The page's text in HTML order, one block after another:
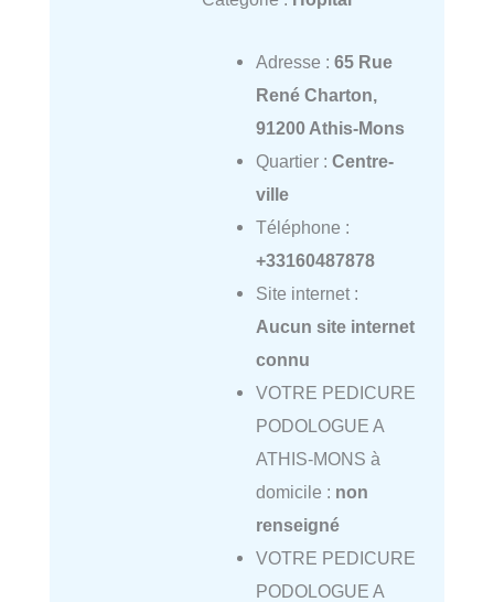
Adresse : 65 Rue
René Charton,
91200 Athis-Mons
Quartier : Centre-
ville
Téléphone :
+33160487878
Site internet :
Aucun site internet
connu
VOTRE PEDICURE
PODOLOGUE A
ATHIS-MONS à
domicile : non
renseigné
VOTRE PEDICURE
PODOLOGUE A